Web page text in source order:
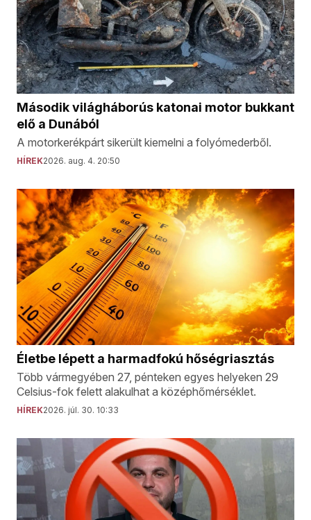
Második világháborús katonai motor bukkant
elő a Dunából
A motorkerékpárt sikerült kiemelni a folyómederből.
HÍREK2026. aug. 4. 20:50
Életbe lépett a harmadfokú hőségriasztás
Több vármegyében 27, pénteken egyes helyeken 29
Celsius-fok felett alakulhat a középhőmérséklet.
HÍREK2026. júl. 30. 10:33